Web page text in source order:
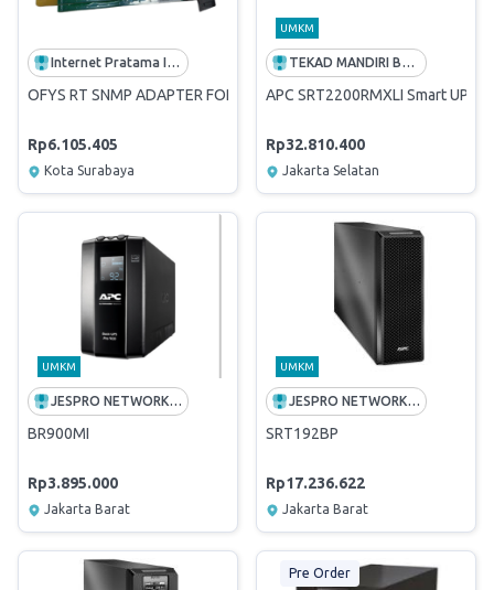
Internet Pratama Indonesia, Tbk.
OFYS RT SNMP ADAPTER FOR SLOT FOR UPS SOCOMEC
Rp6.105.405
Kota Surabaya
UMKM
TEKAD MANDIRI BERJAYA
APC SRT2200RMXLI Smart UPS
Rp32.810.400
Jakarta Selatan
UMKM
JESPRO NETWORK RENT
BR900MI
Rp3.895.000
Jakarta Barat
UMKM
JESPRO NETWORK RENT
SRT192BP
Rp17.236.622
Jakarta Barat
Pre Order